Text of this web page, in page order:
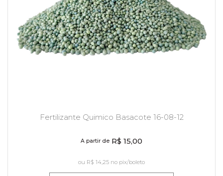
Fertilizante Quimico Basacote 16-08-12
A partir de R$ 15,00
ou R$ 14,25 no pix/boleto